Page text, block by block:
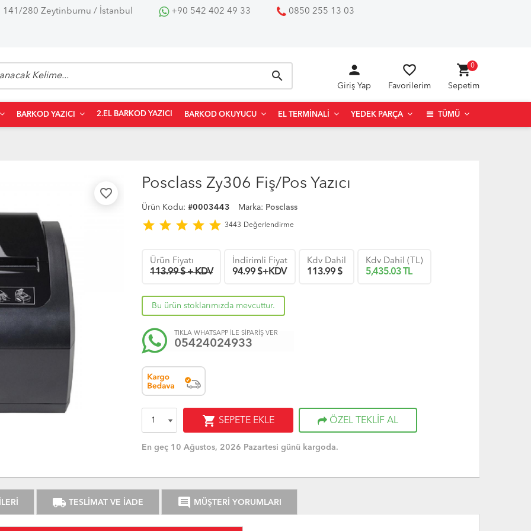
141/280 Zeytinburnu / İstanbul +90 542 402 49 33 0850 255 13 03
search person
Giriş Yap
favorite_border
Favorilerim
shopping_cart
Sepetim
0
BARKOD YAZICI 2.EL BARKOD YAZICI BARKOD OKUYUCU EL TERMINALI YEDEK PARÇA TÜMÜ
favorite_border
Posclass Zy306 Fiş/Pos Yazıcı
Ürün Kodu: #0003443 Marka: Posclass
star star star star star 3443 Değerlendirme
Ürün Fiyatı
113.99 $ + KDV
İndirimli Fiyat
94.99 $+KDV
Kdv Dahil
113.99 $
Kdv Dahil (TL)
5,435.03 TL
Bu ürün stoklarımızda mevcuttur.
TIKLA WHATSAPP İLE SİPARİŞ VER
05424024933
shopping_cart SEPETE EKLE ÖZEL TEKLİF AL
En geç 10 Ağustos, 2026 Pazartesi günü kargoda.
local_shipping TESLİMAT VE İADE comment MÜŞTERİ YORUMLARI